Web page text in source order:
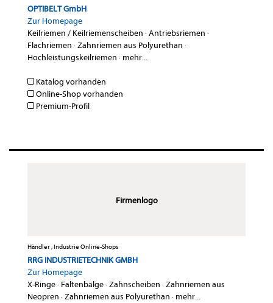
OPTIBELT GmbH
Zur Homepage
Keilriemen / Keilriemenscheiben ·Antriebsriemen ·
Flachriemen ·Zahnriemen aus Polyurethan ·
Hochleistungskeilriemen · mehr...
Katalog vorhanden
Online-Shop vorhanden
Premium-Profil
Firmenlogo
Händler , Industrie Online-Shops
RRG INDUSTRIETECHNIK GMBH
Zur Homepage
X-Ringe· Faltenbälge·Zahnscheiben ·Zahnriemen aus
Neopren ·Zahnriemen aus Polyurethan · mehr...